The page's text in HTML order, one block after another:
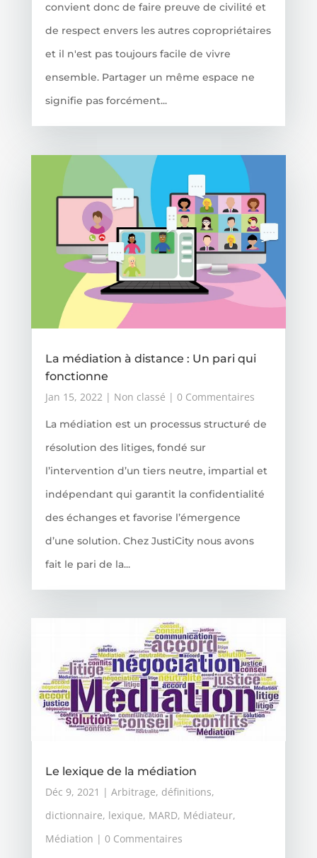
convient donc de faire preuve de civilité et
de respect envers les autres copropriétaires
et il n'est pas toujours facile de vivre
ensemble. Partager un même espace ne
signifie pas forcément...
La médiation à distance : Un pari qui
fonctionne
Jan 15, 2022 | Non classé | 0 Commentaires
La médiation est un processus structuré de
résolution des litiges, fondé sur
l’intervention d’un tiers neutre, impartial et
indépendant qui garantit la confidentialité
des échanges et favorise l’émergence
d’une solution. Chez JustiCity nous avons
fait le pari de la...
Le lexique de la médiation
Déc 9, 2021 | Arbitrage, définitions,
dictionnaire, lexique, MARD, Médiateur,
Médiation | 0 Commentaires